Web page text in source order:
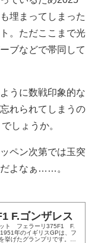
埋まってしまった
。ただここまで光
ブなどで帯同して
うに数戦印象的な
れられてしまうの
しょうか。
ペン次第では玉突
よなぁ……。
F.ゴンザレス
ット フェラーリ375F1 F.
年のイギリスGPは、フ
挙げたグランプリです。こ